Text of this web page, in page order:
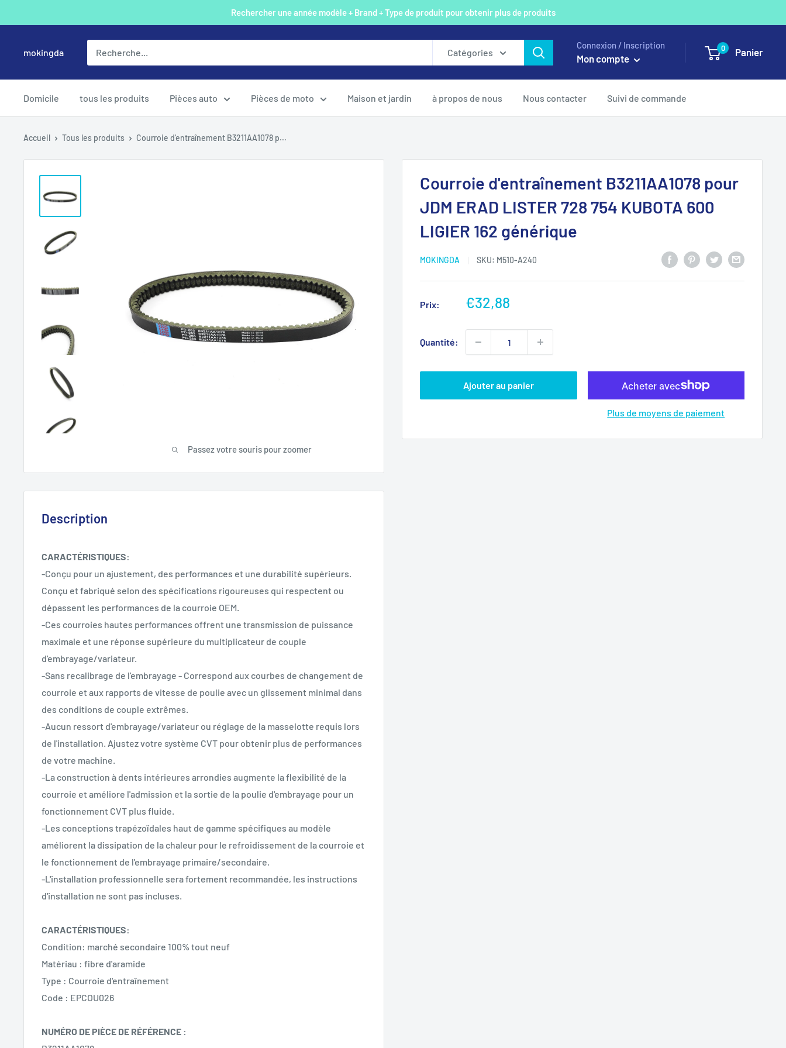
au
Rechercher une année modèle + Brand + Type de produit pour obtenir plus de produits
mokingda Catégories
Connexion / Inscription
Mon compte
0 Panier
Domicile tous les produits Pièces auto Pièces de moto Maison et jardin à propos de nous Nous contacter Suivi de commande
Accueil Tous les produits Courroie d'entraînement B3211AA1078 p...
Passez votre souris pour zoomer
Courroie d'entraînement B3211AA1078 pour
JDM ERAD LISTER 728 754 KUBOTA 600
LIGIER 162 générique
MOKINGDA SKU: M510-A240
Prix:
Prix
€32,88
Quantité:
Ajouter au panier
Plus de moyens de paiement
Description
CARACTÉRISTIQUES:
-Conçu pour un ajustement, des performances et une durabilité supérieurs.
Conçu et fabriqué selon des spécifications rigoureuses qui respectent ou
dépassent les performances de la courroie OEM.
-Ces courroies hautes performances offrent une transmission de puissance
maximale et une réponse supérieure du multiplicateur de couple
d'embrayage/variateur.
-Sans recalibrage de l'embrayage - Correspond aux courbes de changement de
courroie et aux rapports de vitesse de poulie avec un glissement minimal dans
des conditions de couple extrêmes.
-Aucun ressort d'embrayage/variateur ou réglage de la masselotte requis lors
de l'installation. Ajustez votre système CVT pour obtenir plus de performances
de votre machine.
-La construction à dents intérieures arrondies augmente la flexibilité de la
courroie et améliore l'admission et la sortie de la poulie d'embrayage pour un
fonctionnement CVT plus fluide.
-Les conceptions trapézoïdales haut de gamme spécifiques au modèle
améliorent la dissipation de la chaleur pour le refroidissement de la courroie et
le fonctionnement de l'embrayage primaire/secondaire.
-L'installation professionnelle sera fortement recommandée, les instructions
d'installation ne sont pas incluses.
CARACTÉRISTIQUES:
Condition: marché secondaire 100% tout neuf
Matériau : fibre d'aramide
Type : Courroie d'entraînement
Code : EPCOU026
NUMÉRO DE PIÈCE DE RÉFÉRENCE :